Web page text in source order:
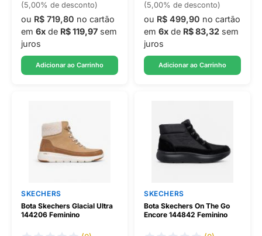
(5,00% de desconto)
ou R$ 719,80 no cartão
em 6x de R$ 119,97 sem
juros
Adicionar ao Carrinho
(5,00% de desconto)
ou R$ 499,90 no cartão
em 6x de R$ 83,32 sem
juros
Adicionar ao Carrinho
SKECHERS
Bota Skechers Glacial Ultra
144206 Feminino
SKECHERS
Bota Skechers On The Go
Encore 144842 Feminino